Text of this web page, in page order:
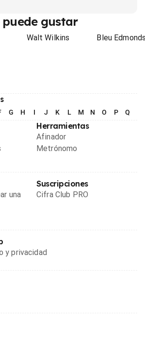
gustar
Walt Wilkins Bleu
G H I J K L M N O P Q
Herramientas
Afinador
Metrónomo
una
Suscripciones
Cifra Club PRO
y privacidad